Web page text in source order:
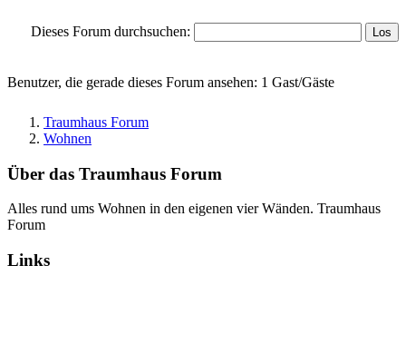
Dieses Forum durchsuchen:
Benutzer, die gerade dieses Forum ansehen: 1 Gast/Gäste
Traumhaus Forum
Wohnen
Über das Traumhaus Forum
Alles rund ums Wohnen in den eigenen vier Wänden. Traumhaus
Forum
Links